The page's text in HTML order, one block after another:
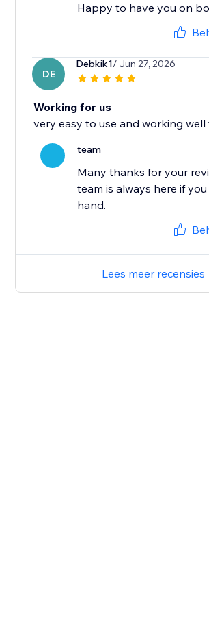
Happy to have you on
DE
Debkik1/ Jun 27, 2026
Working for us
very easy to use and working well
team
Many thanks for your
team is always here if
hand.
Lees meer recensies